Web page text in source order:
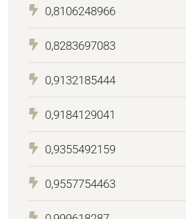
0,8106248966
0,8283697083
0,9132185444
0,9184129041
0,9355492159
0,9557754463